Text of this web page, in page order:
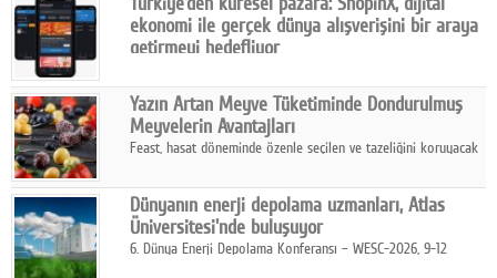
karar verildi.
ekonomi ile gerçek dünya alışverişini bir araya
getirmeyi hedefliyor
ekonomi ile gerçek dünya alışveriş deneyimi arasında köprü
kurmayı hedefleyen vizyonuyla uluslararası pazarlara açılıyor.
Yazın Artan Meyve Tüketiminde Dondurulmuş
Meyvelerin Avantajları
Feast, hasat döneminde özenle seçilen ve tazeliğini koruyacak
pratik, güvenilir ve lezzetli bir alternatif sunuyor.
Dünyanın enerji depolama uzmanları, Atlas
Üniversitesi'nde buluşuyor
6. Dünya Enerji Depolama Konferansı – WESC-2026, 9-12